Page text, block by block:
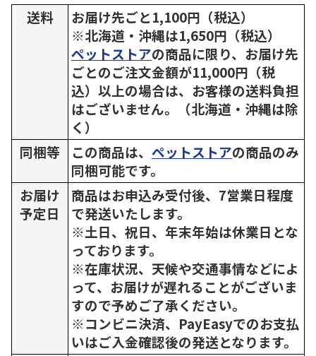
送料
お届け先ごと1,100円（税込）
※北海道・沖縄は1,650円（税込）
ペットストアの商品に限り、お届け先
ごとのご注文金額が11,000円（税
込）以上の場合は、お客様の送料負担
はございません。（北海道・沖縄は除
く）
同梱等
この商品は、 ペットストアの商品のみ
同梱可能です。
お届け
予定日
商品はお申込み受付後、7営業日程度
で発送いたします。
※土日、祝日、年末年始は休業日とな
っております。
※在庫状況、天候や交通事情などによ
って、お届けが遅れることがございま
すので予めご了承ください。
※コンビニ決済、PayEasyでのお支払
いはご入金確認後の発送となります。